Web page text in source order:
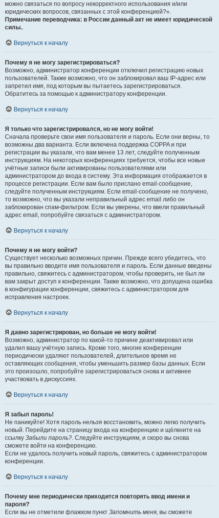
можно связаться по вопросу некорректного использования и/или
юридических вопросов, связанных с этой конференцией?».
Примечание переводчика: в России данный акт не имеет юридической
силы..
Вернуться к началу
Почему я не могу зарегистрироваться?
Возможно, администратор конференции отключил регистрацию новых
пользователей. Также возможно, что он заблокировал ваш IP-адрес или
запретил имя, под которым вы пытаетесь зарегистрироваться.
Обратитесь за помощью к администратору конференции.
Вернуться к началу
Я только что зарегистрировался, но не могу войти!
Сначала проверьте свои имя пользователя и пароль. Если они верны, то
возможны два варианта. Если включена поддержка COPPA и при
регистрации вы указали, что вам менее 13 лет, следуйте полученным
инструкциям. На некоторых конференциях требуется, чтобы все новые
учётные записи были активированы пользователями или
администратором до входа в систему. Эта информация отображается в
процессе регистрации. Если вам было прислано email-сообщение,
следуйте полученным инструкциям. Если email-сообщение не получено,
то возможно, что вы указали неправильный адрес email либо он
заблокирован спам-фильтром. Если вы уверены, что ввели правильный
адрес email, попробуйте связаться с администратором.
Вернуться к началу
Почему я не могу войти?
Существует несколько возможных причин. Прежде всего убедитесь, что
вы правильно вводите имя пользователя и пароль. Если данные введены
правильно, свяжитесь с администратором, чтобы проверить, не был ли
вам закрыт доступ к конференции. Также возможно, что допущена ошибка
в конфигурации конференции, свяжитесь с администратором для
исправления настроек.
Вернуться к началу
Я давно зарегистрирован, но больше не могу войти!
Возможно, администратор по какой-то причине деактивировал или
удалил вашу учётную запись. Кроме того, многие конференции
периодически удаляют пользователей, длительное время не
оставляющих сообщения, чтобы уменьшить размер базы данных. Если
это произошло, попробуйте зарегистрироваться снова и активнее
участвовать в дискуссиях.
Вернуться к началу
Я забыл пароль!
Не паникуйте! Хотя пароль нельзя восстановить, можно легко получить
новый. Перейдите на страницу входа на конференцию и щёлкните на
ссылку Забыли пароль?. Следуйте инструкциям, и скоро вы снова
сможете войти на конференцию.
Если не удалось получить новый пароль, свяжитесь с администратором
конференции.
Вернуться к началу
Почему мне периодически приходится повторять ввод имени и
пароля?
Если вы не отметили флажком пункт Запомнить меня, вы сможете